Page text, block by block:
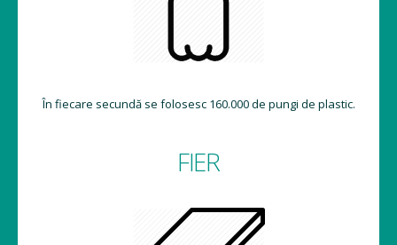
În fiecare secundă se folosesc 160.000 de pungi de plastic.
FIER